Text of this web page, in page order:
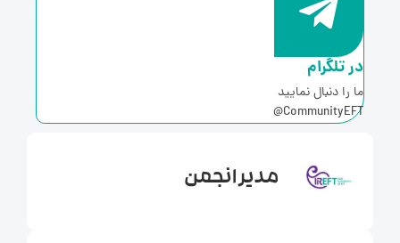
تلگرام
را دنبال نمایید
مدیر انجمن